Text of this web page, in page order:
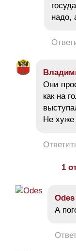
надо,
Они
как на
Не хуже
1
Odes
А